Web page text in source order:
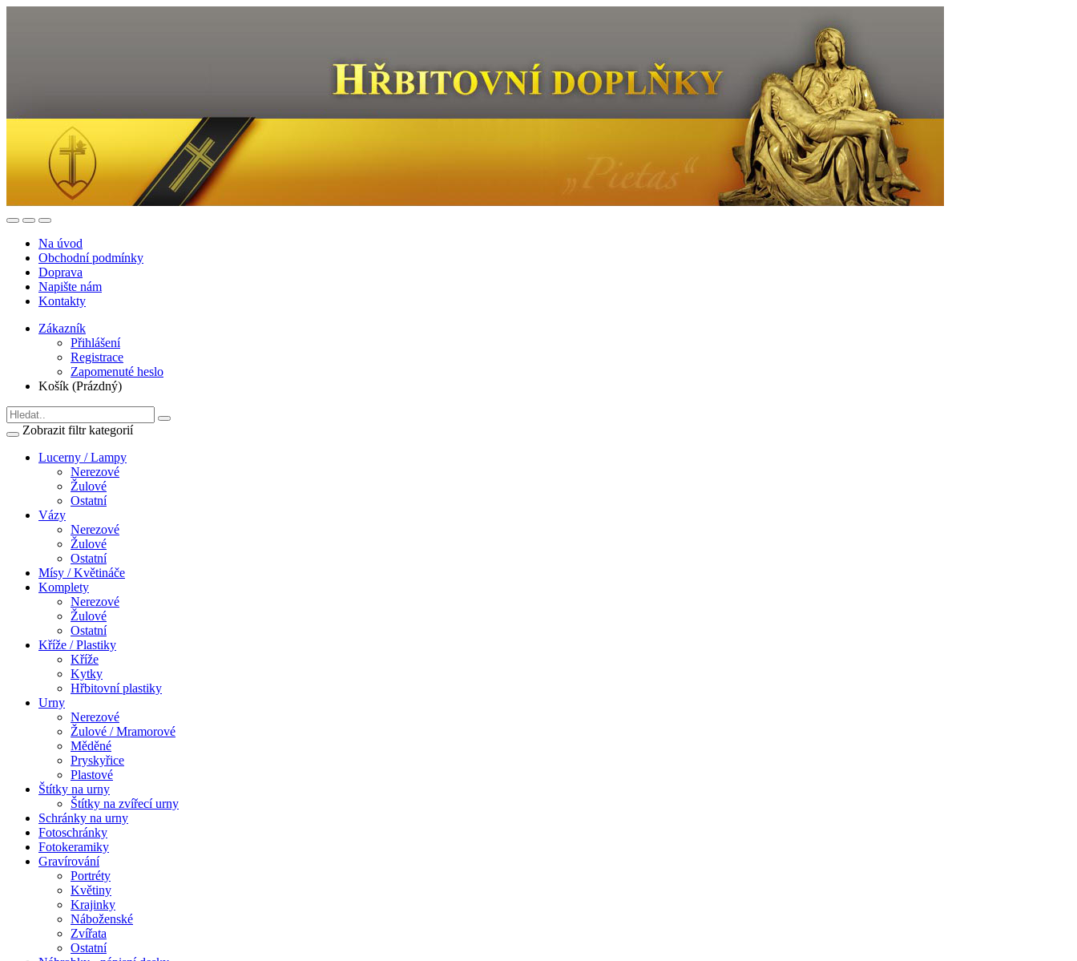
Na úvod
Obchodní podmínky
Doprava
Napište nám
Kontakty
Zákazník
Přihlášení
Registrace
Zapomenuté heslo
Košík (Prázdný)
Zobrazit filtr kategorií
Lucerny / Lampy
Nerezové
Žulové
Ostatní
Vázy
Nerezové
Žulové
Ostatní
Mísy / Květináče
Komplety
Nerezové
Žulové
Ostatní
Kříže / Plastiky
Kříže
Kytky
Hřbitovní plastiky
Urny
Nerezové
Žulové / Mramorové
Měděné
Pryskyřice
Plastové
Štítky na urny
Štítky na zvířecí urny
Schránky na urny
Fotoschránky
Fotokeramiky
Gravírování
Portréty
Květiny
Krajinky
Náboženské
Zvířata
Ostatní